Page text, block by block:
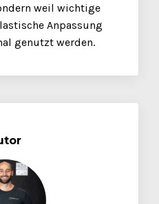
weil wichtige
Anpassung
genutzt werden.